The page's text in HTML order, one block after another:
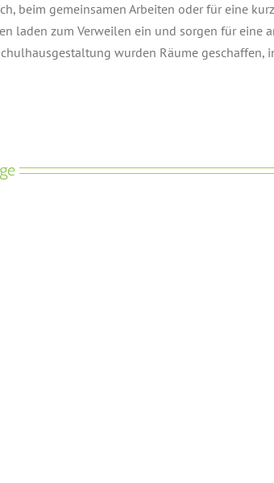
beim gemeinsamen Arbeiten oder für eine
laden zum Verweilen ein und sorgen für eine
wurden Räume